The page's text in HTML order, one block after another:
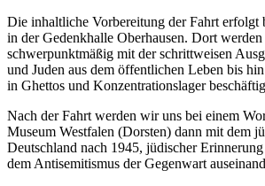
Die inhaltliche Vorbereitung der Fahrt erfolgt
in der Gedenkhalle Oberhausen. Dort
schwerpunktmäßig mit der schrittweisen
und Juden aus dem öffentlichen Leben bis
in Ghettos und Konzentrationslager
Nach der Fahrt werden wir uns bei einem
Museum Westfalen (Dorsten) dann mit dem
Deutschland nach 1945, jüdischer
dem Antisemitismus der Gegenwart